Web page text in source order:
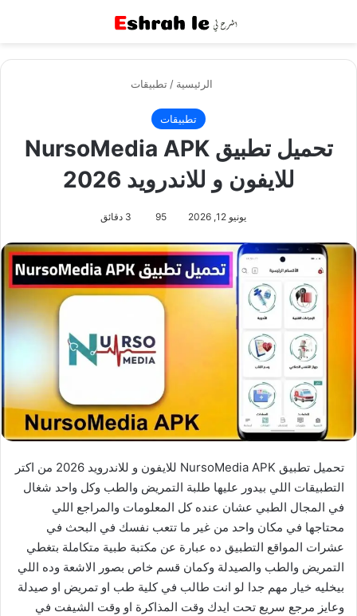
الرئيسية / تطبيقات
تطبيقات
تحميل تطبيق NursoMedia APK
للايفون و للاندرويد 2026
يونيو 12, 2026 95
تحميل تطبيق NursoMedia APK للايفون و للاندرويد 2026 من اكتر
التطبيقات اللي بيدور عليها طلبة التمريض والطب وكل واحد شغال
في المجال الطبي عشان عنده كل المعلومات والمراجع اللي
محتاجها في مكان واحد من غير ما تتعب نفسك في البحث في
عشرات المواقع التطبيق ده عبارة عن مكتبة طبية متكاملة بتغطي
التمريض والطب والصيدلة وكمان قسم خاص بصور الاشعة وده اللي
بيخليه خيار مهم جدا لو انت طالب في كلية طب او تمريض او صيدلة
وعايز مرجع سريع تحت ايدك وقت المذاكرة او وقت الشيفت في